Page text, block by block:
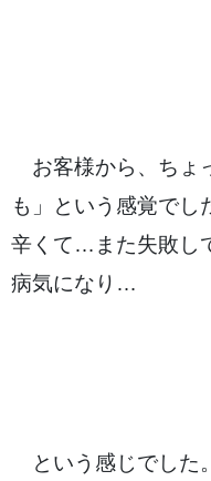
お客様から、ちょ
も」という感覚で
辛くて…また失敗し
病気になり…
という感じでした。